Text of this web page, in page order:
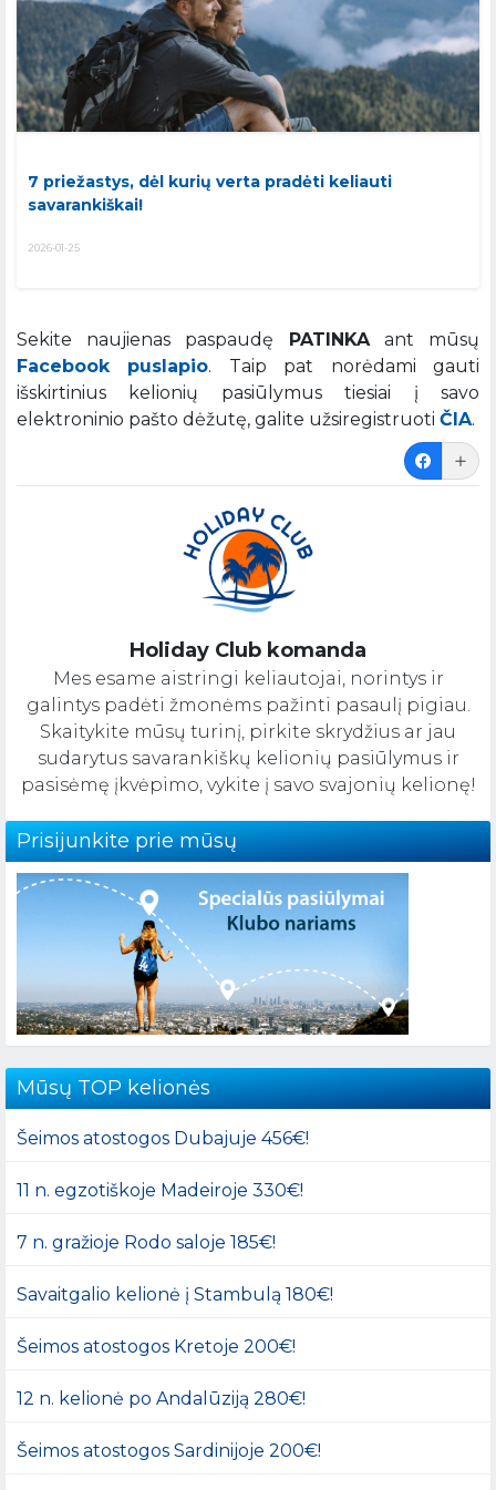
7 priežastys, dėl kurių verta pradėti keliauti
savarankiškai!
2026-01-25
Sekite naujienas paspaudę PATINKAant mūsų
Facebook puslapio. Taip pat norėdami gauti
išskirtinius kelionių pasiūlymus tiesiai į savo
elektroninio pašto dėžutę, galite užsiregistruoti ČIA.
Holiday Club komanda
Mes esame aistringi keliautojai, norintys ir
galintys padėti žmonėms pažinti pasaulį pigiau.
Skaitykite mūsų turinį, pirkite skrydžius ar jau
sudarytus savarankiškų kelionių pasiūlymus ir
pasisėmę įkvėpimo, vykite į savo svajonių kelionę!
Prisijunkite prie mūsų
Mūsų TOP kelionės
Šeimos atostogos Dubajuje 456€!
11 n. egzotiškoje Madeiroje 330€!
7 n. gražioje Rodo saloje 185€!
Savaitgalio kelionė į Stambulą 180€!
Šeimos atostogos Kretoje 200€!
12 n. kelionė po Andalūziją 280€!
Šeimos atostogos Sardinijoje 200€!